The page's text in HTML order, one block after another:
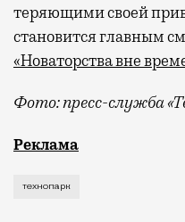
теряющими своей
становится главным
«Новаторства вне
Фото: пресс-служба
Рекламные кампании
Реклама
технопарк